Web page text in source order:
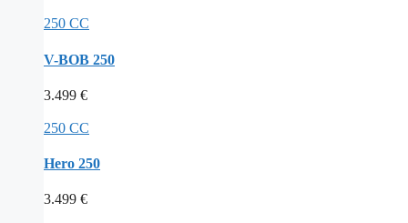
250 CC
V-BOB 250
3.499 €
250 CC
Hero 250
3.499 €